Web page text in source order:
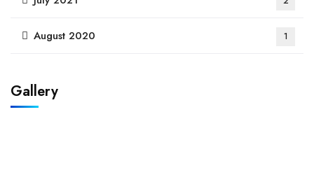
August 2020 1
Gallery